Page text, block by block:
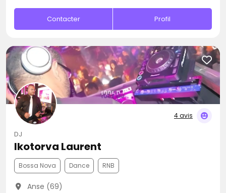
Contacter Profil
4 avis
DJ
Ikotorva Laurent
Bossa Nova Dance RNB
Anse (69)